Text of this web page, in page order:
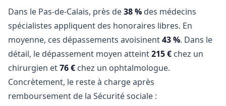
Dans le Pas-de-Calais, près de38 % des médecins
spécialistes appliquent des honoraires libres. En
moyenne, ces dépassements avoisinent43 %. Dans le
détail, le dépassement moyen atteint215 € chez un
chirurgien et76 € chez un ophtalmologue.
Concrètement, le reste à charge après
remboursement de la Sécurité sociale :